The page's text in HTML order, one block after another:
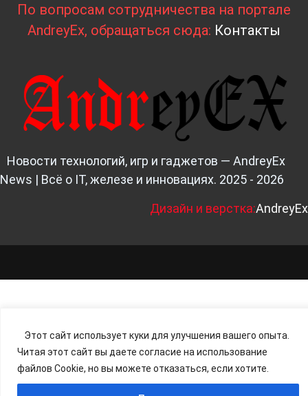
Этот сайт использует куки для улучшения вашего опыта.
Читая этот сайт вы даете согласие на использование
файлов Cookie, но вы можете отказаться, если хотите.
По вопросам сотрудничества на портале
AndreyEx, обращаться сюда: Контакты
Новости технологий, игр и гаджетов — AndreyEx
News | Всё о IT, железе и инновациях. 2025 - 2026
Дизайн и верстка:AndreyEx